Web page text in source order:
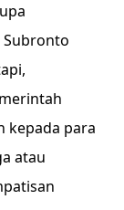
kepada para
atau